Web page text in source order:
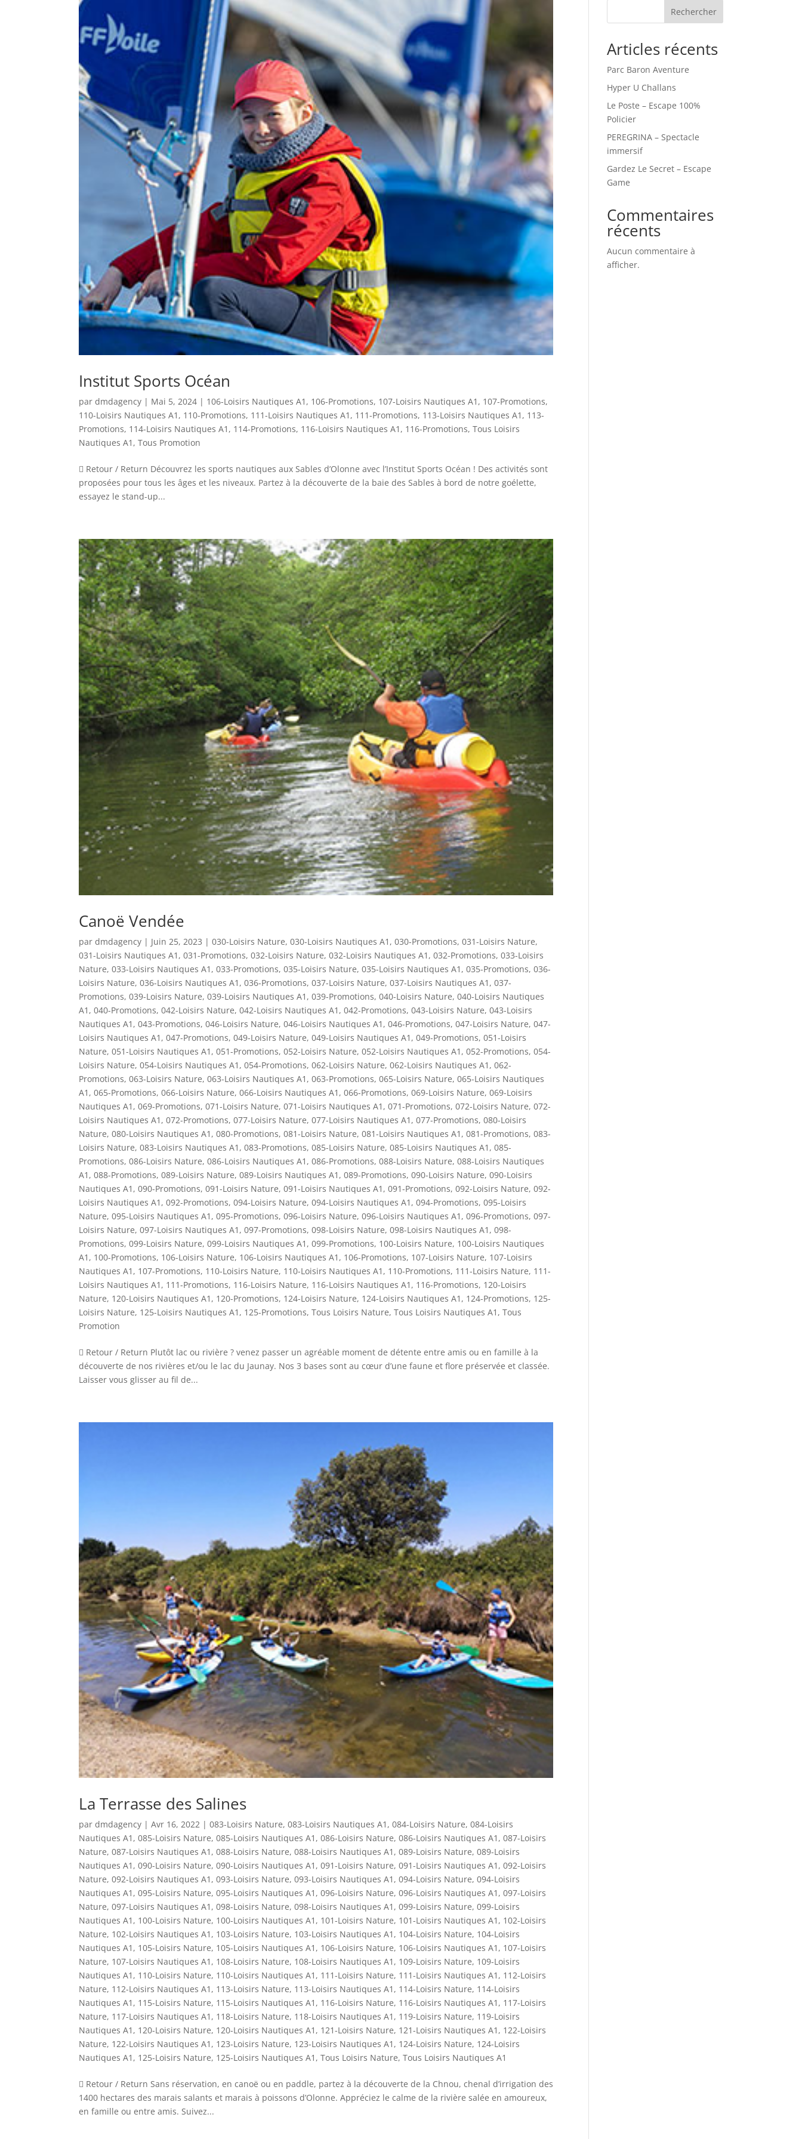
Institut Sports Océan
par dmdagency | Mai 5, 2024 | 106-Loisirs Nautiques A1 , 106-Promotions, 107-Loisirs Nautiques A1 , 107-Promotions,
110-Loisirs Nautiques A1 , 110-Promotions, 111-Loisirs Nautiques A1 , 111-Promotions, 113-Loisirs Nautiques A1 , 113-
Promotions, 114-Loisirs Nautiques A1 , 114-Promotions, 116-Loisirs Nautiques A1 , 116-Promotions, Tous Loisirs
Nautiques A1 , Tous Promotion
 Retour / Return Découvrez les sports nautiques aux Sables d’Olonne avec l’Institut Sports Océan ! Des activités sont
proposées pour tous les âges et les niveaux. Partez à la découverte de la baie des Sables à bord de notre goélette,
essayez le stand-up...
Canoë Vendée
par dmdagency | Juin 25, 2023 | 030-Loisirs Nature, 030-Loisirs Nautiques A1 , 030-Promotions, 031-Loisirs Nature,
031-Loisirs Nautiques A1 , 031-Promotions, 032-Loisirs Nature, 032-Loisirs Nautiques A1 , 032-Promotions, 033-Loisirs
Nature, 033-Loisirs Nautiques A1 , 033-Promotions, 035-Loisirs Nature, 035-Loisirs Nautiques A1 , 035-Promotions, 036-
Loisirs Nature, 036-Loisirs Nautiques A1 , 036-Promotions, 037-Loisirs Nature, 037-Loisirs Nautiques A1 , 037-
Promotions, 039-Loisirs Nature, 039-Loisirs Nautiques A1 , 039-Promotions, 040-Loisirs Nature, 040-Loisirs Nautiques
A1 , 040-Promotions, 042-Loisirs Nature, 042-Loisirs Nautiques A1 , 042-Promotions, 043-Loisirs Nature, 043-Loisirs
Nautiques A1 , 043-Promotions, 046-Loisirs Nature, 046-Loisirs Nautiques A1 , 046-Promotions, 047-Loisirs Nature, 047-
Loisirs Nautiques A1 , 047-Promotions, 049-Loisirs Nature, 049-Loisirs Nautiques A1 , 049-Promotions, 051-Loisirs
Nature, 051-Loisirs Nautiques A1 , 051-Promotions, 052-Loisirs Nature, 052-Loisirs Nautiques A1 , 052-Promotions, 054-
Loisirs Nature, 054-Loisirs Nautiques A1 , 054-Promotions, 062-Loisirs Nature, 062-Loisirs Nautiques A1 , 062-
Promotions, 063-Loisirs Nature, 063-Loisirs Nautiques A1 , 063-Promotions, 065-Loisirs Nature, 065-Loisirs Nautiques
A1 , 065-Promotions, 066-Loisirs Nature, 066-Loisirs Nautiques A1 , 066-Promotions, 069-Loisirs Nature, 069-Loisirs
Nautiques A1 , 069-Promotions, 071-Loisirs Nature, 071-Loisirs Nautiques A1 , 071-Promotions, 072-Loisirs Nature, 072-
Loisirs Nautiques A1 , 072-Promotions, 077-Loisirs Nature, 077-Loisirs Nautiques A1 , 077-Promotions, 080-Loisirs
Nature, 080-Loisirs Nautiques A1 , 080-Promotions, 081-Loisirs Nature, 081-Loisirs Nautiques A1 , 081-Promotions, 083-
Loisirs Nature, 083-Loisirs Nautiques A1 , 083-Promotions, 085-Loisirs Nature, 085-Loisirs Nautiques A1 , 085-
Promotions, 086-Loisirs Nature, 086-Loisirs Nautiques A1 , 086-Promotions, 088-Loisirs Nature, 088-Loisirs Nautiques
A1 , 088-Promotions, 089-Loisirs Nature, 089-Loisirs Nautiques A1 , 089-Promotions, 090-Loisirs Nature, 090-Loisirs
Nautiques A1 , 090-Promotions, 091-Loisirs Nature, 091-Loisirs Nautiques A1 , 091-Promotions, 092-Loisirs Nature, 092-
Loisirs Nautiques A1 , 092-Promotions, 094-Loisirs Nature, 094-Loisirs Nautiques A1 , 094-Promotions, 095-Loisirs
Nature, 095-Loisirs Nautiques A1 , 095-Promotions, 096-Loisirs Nature, 096-Loisirs Nautiques A1 , 096-Promotions, 097-
Loisirs Nature, 097-Loisirs Nautiques A1 , 097-Promotions, 098-Loisirs Nature, 098-Loisirs Nautiques A1 , 098-
Promotions, 099-Loisirs Nature, 099-Loisirs Nautiques A1 , 099-Promotions, 100-Loisirs Nature, 100-Loisirs Nautiques
A1 , 100-Promotions, 106-Loisirs Nature, 106-Loisirs Nautiques A1 , 106-Promotions, 107-Loisirs Nature, 107-Loisirs
Nautiques A1 , 107-Promotions, 110-Loisirs Nature, 110-Loisirs Nautiques A1 , 110-Promotions, 111-Loisirs Nature, 111-
Loisirs Nautiques A1 , 111-Promotions, 116-Loisirs Nature, 116-Loisirs Nautiques A1 , 116-Promotions, 120-Loisirs
Nature, 120-Loisirs Nautiques A1 , 120-Promotions, 124-Loisirs Nature, 124-Loisirs Nautiques A1 , 124-Promotions, 125-
Loisirs Nature, 125-Loisirs Nautiques A1 , 125-Promotions, Tous Loisirs Nature, Tous Loisirs Nautiques A1 , Tous
Promotion
 Retour / Return Plutôt lac ou rivière ? venez passer un agréable moment de détente entre amis ou en famille à la
découverte de nos rivières et/ou le lac du Jaunay. Nos 3 bases sont au cœur d’une faune et flore préservée et classée.
Laisser vous glisser au fil de...
La Terrasse des Salines
par dmdagency | Avr 16, 2022 | 083-Loisirs Nature, 083-Loisirs Nautiques A1 , 084-Loisirs Nature, 084-Loisirs
Nautiques A1 , 085-Loisirs Nature, 085-Loisirs Nautiques A1 , 086-Loisirs Nature, 086-Loisirs Nautiques A1 , 087-Loisirs
Nature, 087-Loisirs Nautiques A1 , 088-Loisirs Nature, 088-Loisirs Nautiques A1 , 089-Loisirs Nature, 089-Loisirs
Nautiques A1 , 090-Loisirs Nature, 090-Loisirs Nautiques A1 , 091-Loisirs Nature, 091-Loisirs Nautiques A1 , 092-Loisirs
Nature, 092-Loisirs Nautiques A1 , 093-Loisirs Nature, 093-Loisirs Nautiques A1 , 094-Loisirs Nature, 094-Loisirs
Nautiques A1 , 095-Loisirs Nature, 095-Loisirs Nautiques A1 , 096-Loisirs Nature, 096-Loisirs Nautiques A1 , 097-Loisirs
Nature, 097-Loisirs Nautiques A1 , 098-Loisirs Nature, 098-Loisirs Nautiques A1 , 099-Loisirs Nature, 099-Loisirs
Nautiques A1 , 100-Loisirs Nature, 100-Loisirs Nautiques A1 , 101-Loisirs Nature, 101-Loisirs Nautiques A1 , 102-Loisirs
Nature, 102-Loisirs Nautiques A1 , 103-Loisirs Nature, 103-Loisirs Nautiques A1 , 104-Loisirs Nature, 104-Loisirs
Nautiques A1 , 105-Loisirs Nature, 105-Loisirs Nautiques A1 , 106-Loisirs Nature, 106-Loisirs Nautiques A1 , 107-Loisirs
Nature, 107-Loisirs Nautiques A1 , 108-Loisirs Nature, 108-Loisirs Nautiques A1 , 109-Loisirs Nature, 109-Loisirs
Nautiques A1 , 110-Loisirs Nature, 110-Loisirs Nautiques A1 , 111-Loisirs Nature, 111-Loisirs Nautiques A1 , 112-Loisirs
Nature, 112-Loisirs Nautiques A1 , 113-Loisirs Nature, 113-Loisirs Nautiques A1 , 114-Loisirs Nature, 114-Loisirs
Nautiques A1 , 115-Loisirs Nature, 115-Loisirs Nautiques A1 , 116-Loisirs Nature, 116-Loisirs Nautiques A1 , 117-Loisirs
Nature, 117-Loisirs Nautiques A1 , 118-Loisirs Nature, 118-Loisirs Nautiques A1 , 119-Loisirs Nature, 119-Loisirs
Nautiques A1 , 120-Loisirs Nature, 120-Loisirs Nautiques A1 , 121-Loisirs Nature, 121-Loisirs Nautiques A1 , 122-Loisirs
Nature, 122-Loisirs Nautiques A1 , 123-Loisirs Nature, 123-Loisirs Nautiques A1 , 124-Loisirs Nature, 124-Loisirs
Nautiques A1 , 125-Loisirs Nature, 125-Loisirs Nautiques A1 , Tous Loisirs Nature, Tous Loisirs Nautiques A1
 Retour / Return Sans réservation, en canoë ou en paddle, partez à la découverte de la Chnou, chenal d’irrigation des
1400 hectares des marais salants et marais à poissons d’Olonne. Appréciez le calme de la rivière salée en amoureux,
en famille ou entre amis. Suivez...
Rechercher
Articles récents
Parc Baron Aventure
Hyper U Challans
Le Poste – Escape 100%
Policier
PEREGRINA – Spectacle
immersif
Gardez Le Secret – Escape
Game
Commentaires
récents
Aucun commentaire à
afficher.